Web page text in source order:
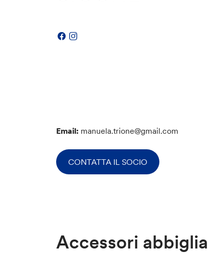
Email: manuela.trione@gmail.com
CONTATTA IL SOCIO
Accessori